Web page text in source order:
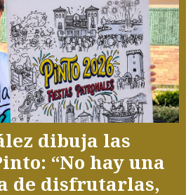
dibuja las
“No hay una
de disfrutarlas,